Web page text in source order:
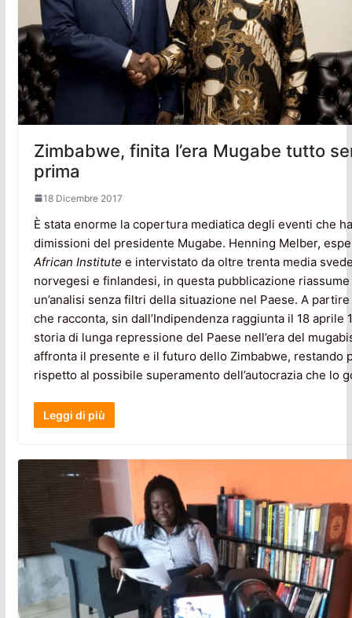
Zimbabwe, finita l’era Mugabe tutto
prima
18 Dicembre 2017
È stata enorme la copertura mediatica degli eventi che
dimissioni del presidente Mugabe. Henning Melber,
African Institute e intervistato da oltre trenta media
norvegesi e finlandesi, in questa pubblicazione
un’analisi senza filtri della situazione nel Paese. A
che racconta, sin dall’Indipendenza raggiunta il 18 aprile
storia di lunga repressione del Paese nell’era del
affronta il presente e il futuro dello Zimbabwe, restando
rispetto al possibile superamento dell’autocrazia che lo
Leggi di più